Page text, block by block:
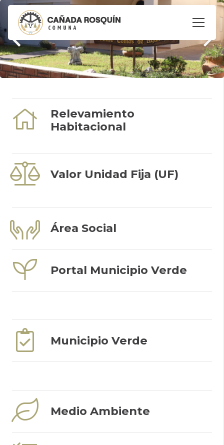
Relevamiento
Habitacional
Valor Unidad Fija (UF)
Área Social
Portal Municipio Verde
Municipio Verde
Medio Ambiente